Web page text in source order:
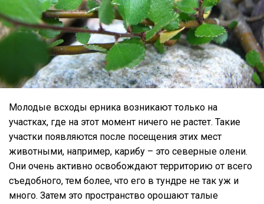
Молодые всходы ерника возникают только на
участках, где на этот момент ничего не растет. Такие
участки появляются после посещения этих мест
животными, например, карибу – это северные олени.
Они очень активно освобождают территорию от всего
съедобного, тем более, что его в тундре не так уж и
много. Затем это пространство орошают талые